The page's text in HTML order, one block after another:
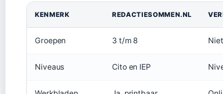
KENMERK REDACTIESOMMEN.NL
Groepen 3 t/m 8
Niveaus Cito en IEP